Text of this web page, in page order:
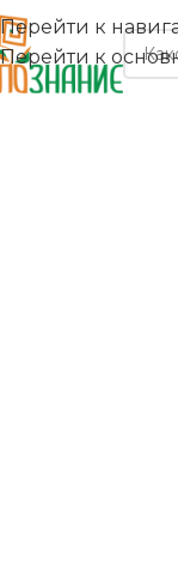
Перейти к
Перейти к